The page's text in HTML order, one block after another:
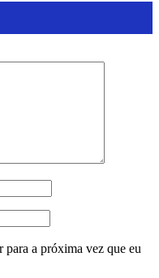
para a próxima vez que eu